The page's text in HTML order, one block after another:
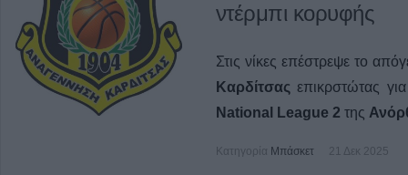
ντέρμπι κορυφής
Στις νίκες επέστρεψε το
Καρδίτσας επικρστώτας
National League 2 της
Κατηγορία Μπάσκετ 21 Δεκ 2025